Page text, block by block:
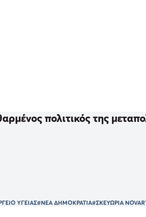
πολιτικός της
ΥΓΕΙΑΣ#ΝΕΑ ΔΗΜΟΚΡΑΤΙΑ#ΣΚΕΥΩΡΙΑ